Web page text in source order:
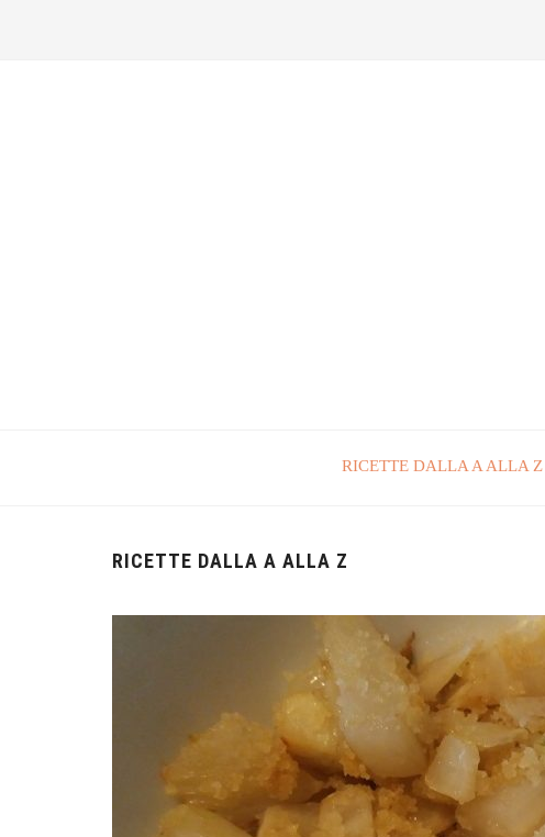
RICETTE DALLA A ALLA Z
RICETTE DALLA A ALLA Z